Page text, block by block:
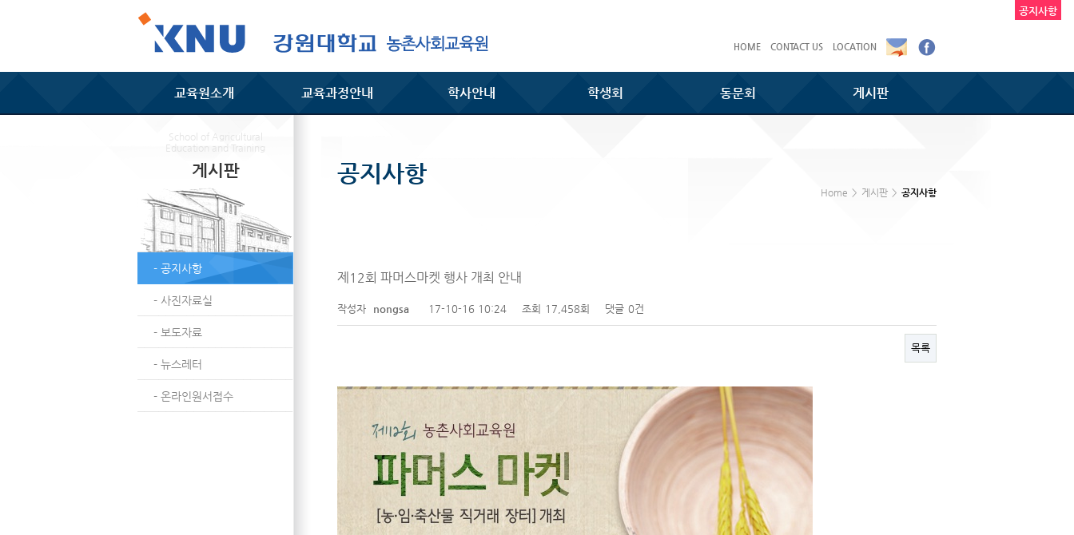
HOME CONTACT US LOCATION
교육원소개 교육과정안내 학사안내 학생회 동문회 게시판
School of Agricultural
Education and Training
게시판
- 공지사항
- 사진자료실
- 보도자료
- 뉴스레터
- 온라인원서접수
공지사항
Home > 게시판 > 공지사항
공지사항
제12회 파머스마켓 행사 개최 안내
작성자 nongsa 17-10-16 10:24 조회 17,458회 댓글 0건
목록